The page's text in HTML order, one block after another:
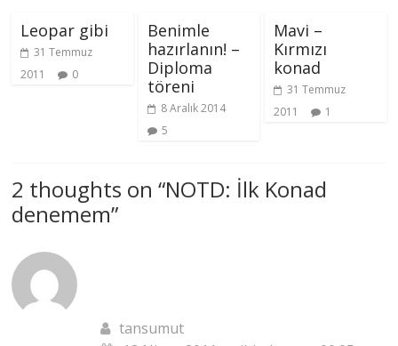
Leopar gibi
31 Temmuz
2011
0
Benimle
hazırlanın! –
Diploma
töreni
8 Aralık 2014
5
Mavi –
Kırmızı
konad
31 Temmuz
2011
1
2 thoughts on “NOTD: İlk Konad
denemem”
tansumut